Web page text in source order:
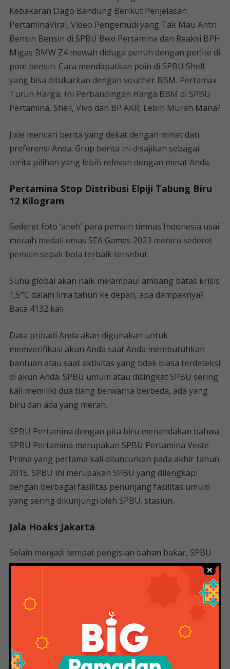
Kebakaran Dago Bandung Berikut Penjelasan
PertaminaViral, Video Pengemudi yang Tak Mau Antri
Bensin Bensin di SPBU Bexi Pertamina dan Reaksi BPH
Migas BMW Z4 mewah diduga penuh dengan perlite di
pom bensin. Cara mendapatkan poin di SPBU Shell
yang bisa ditukarkan dengan voucher BBM. Pertamax
Turun Harga, Ini Perbandingan Harga BBM di SPBU
Pertamina, Shell, Vivo dan BP AKR, Lebih Murah Mana?
Jixie mencari berita yang dekat dengan minat dan
preferensi Anda. Grup berita ini disajikan sebagai
cerita pilihan yang lebih relevan dengan minat Anda.
Pertamina Stop Distribusi Elpiji Tabung Biru
12 Kilogram
Sederet foto ‘aneh’ para pemain timnas Indonesia usai
meraih medali emas SEA Games 2023 meniru sederet
pemain sepak bola terbaik tersebut.
Suhu global akan naik melampaui ambang batas krisis
1,5°C dalam lima tahun ke depan, apa dampaknya?
Baca 4132 kali
Data pribadi Anda akan digunakan untuk
memverifikasi akun Anda saat Anda membutuhkan
bantuan atau saat aktivitas yang tidak biasa terdeteksi
di akun Anda. SPBU umum atau disingkat SPBU sering
kali memiliki dua tiang berwarna berbeda, ada yang
biru dan ada yang merah.
SPBU Pertamina dengan pita biru menandakan bahwa
SPBU Pertamina merupakan SPBU Pertamina Veste
Prima yang pertama kali diluncurkan pada akhir tahun
2015. SPBU ini merupakan SPBU yang dilengkapi
dengan berbagai fasilitas penunjang fasilitas umum
yang sering dikunjungi oleh SPBU. stasiun.
Jala Hoaks Jakarta
Selain menjadi tempat pengisian bahan bakar, SPBU
Festi Prima juga menawarkan berbagai layanan
seperti minimarket, penjualan LPG, pencucian mobil,
Express) dan pelumas.
Ada juga fasilitas lain seperti fasilitas tarik tunai dari
ATM dan tenant lain yang bisa digunakan untuk
relaksasi, seperti kedai kopi atau coffee shop, fast